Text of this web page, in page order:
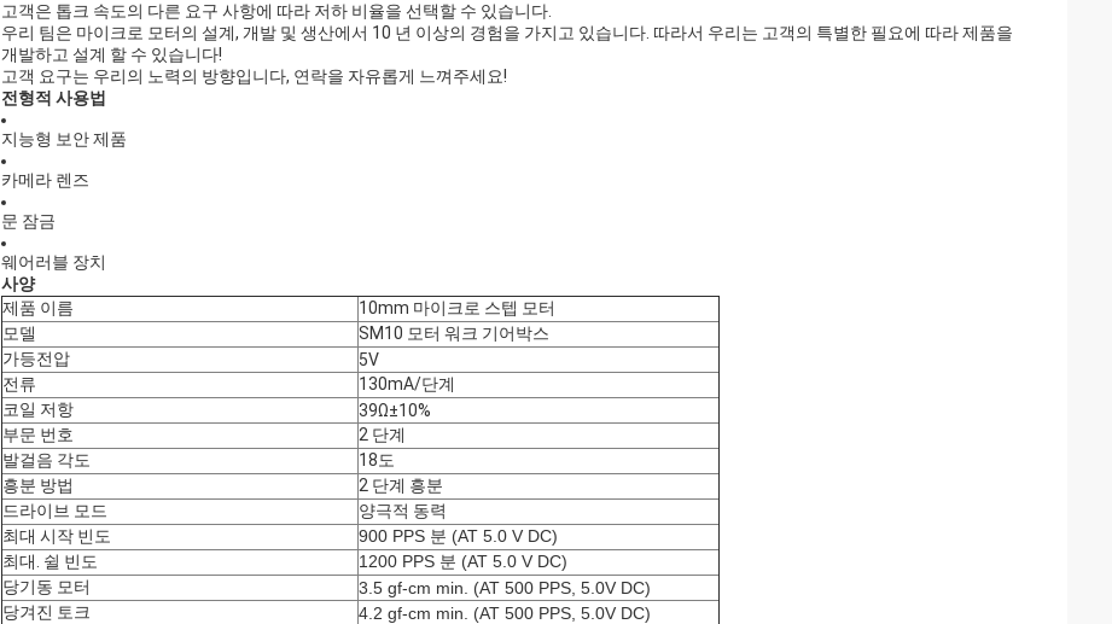
고객은 톱크 속도의 다른 요구 사항에 따라 저하 비율을 선택할 수 있습니다.
우리 팀은 마이크로 모터의 설계, 개발 및 생산에서 10 년 이상의 경험을 가지고 있습니다. 따라서 우리는 고객의 특별한 필요에 따라 제품을
개발하고 설계 할 수 있습니다!
고객 요구는 우리의 노력의 방향입니다, 연락을 자유롭게 느껴주세요!
전형적 사용법
지능형 보안 제품
카메라 렌즈
문 잠금
웨어러블 장치
사양
제품 이름
10mm 마이크로 스텝 모터
모델
SM10 모터 워크 기어박스
가등전압
5V
전류
130mA/단계
코일 저항
39Ω±10%
부문 번호
2 단계
발걸음 각도
18도
흥분 방법
2 단계 흥분
드라이브 모드
양극적 동력
최대 시작 빈도
900 PPS 분 (AT 5.0 V DC)
최대. 쉴 빈도
1200 PPS 분 (AT 5.0 V DC)
당기동 모터
3.5 gf-cm min. (AT 500 PPS, 5.0V DC)
당겨진 토크
4.2 gf-cm min. (AT 500 PPS, 5.0V DC)